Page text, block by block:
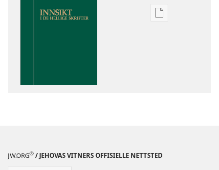
JW.ORG® / JEHOVAS VITNERS OFFISIELLE NETTSTED